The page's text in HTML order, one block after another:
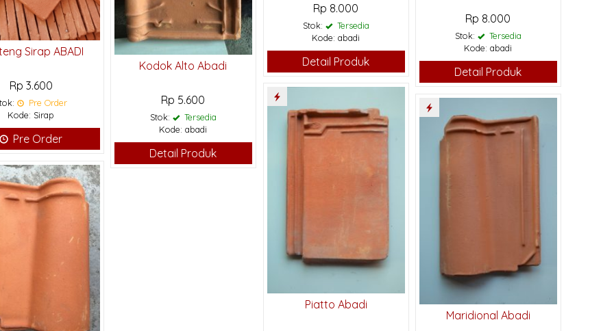
Sirap ABADI
Rp 3.600
Pre Order
Kode: Sirap
Pre Order
Kodok Alto Abadi
Rp 5.600
Stok:
Tersedia
Kode: abadi
Detail Produk
Rp 8.000
Stok:
Tersedia
Kode: abadi
Detail Produk
Rp 8.000
Stok:
Tersedia
Kode: abadi
Detail Produk
Piatto Abadi
Maridional Abadi